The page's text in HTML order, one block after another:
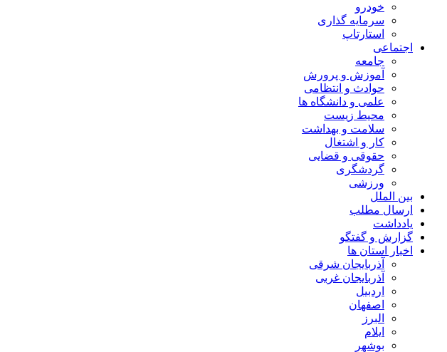
خودرو
سرمایه گذاری
استارتاپ
اجتماعی
جامعه
آموزش و پرورش
حوادث و انتظامی
علمی و دانشگاه ها
محیط زیست
سلامت و بهداشت
کار و اشتغال
حقوقی و قضایی
گردشگری
ورزشی
بین الملل
ارسال مطلب
یادداشت
گزارش و گفتگو
اخبار استان ها
آذربایجان شرقی
آذربایجان غربی
اردبیل
اصفهان
البرز
ایلام
بوشهر